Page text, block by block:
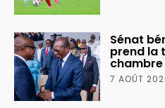
Sénat
prend la
7 AOÛT